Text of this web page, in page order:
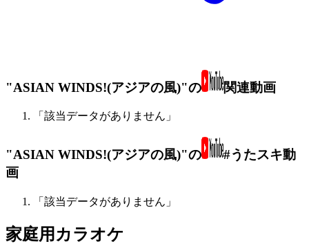
"ASIAN WINDS!(アジアの風)"の 関連動画
「該当データがありません」
"ASIAN WINDS!(アジアの風)"の
#うたスキ動
画
「該当データがありません」
家庭用カラオケ